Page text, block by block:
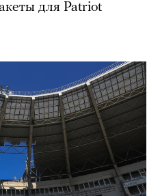
для Patriot